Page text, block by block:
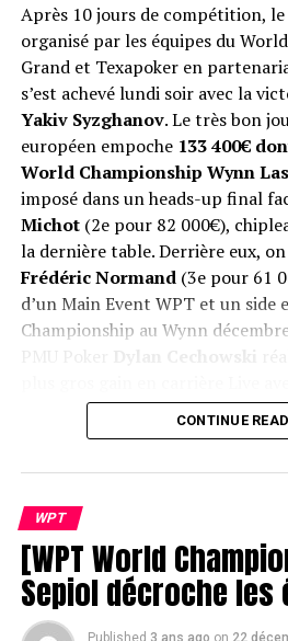
Après 10 jours de compétition,
organisé par les équipes du
Grand et Texapoker en
s’est achevé lundi soir avec la
Yakiv Syzghanov. Le très bon
européen empoche 133 400€
World Championship Wynn
imposé dans un heads-up final
Michot (2e pour 82 000€),
la dernière table. Derrière eux,
Frédéric Normand(3e pour 61
d’un Main Event WPT et un side
Championship au Wynn
CONTINUE
WPT
[WPT World
Sepiol décroche les
Published 3 ans ago on 22